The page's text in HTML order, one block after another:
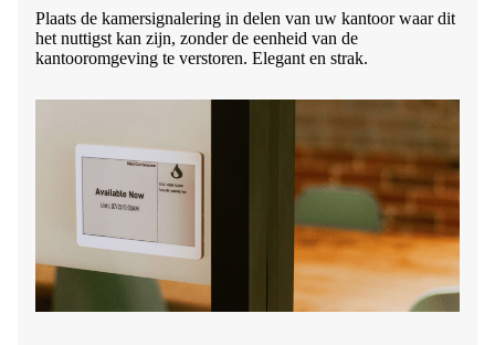
Plaats de kamersignalering in delen van uw kantoor waar dit
het nuttigst kan zijn, zonder de eenheid van de
kantooromgeving te verstoren. Elegant en strak.